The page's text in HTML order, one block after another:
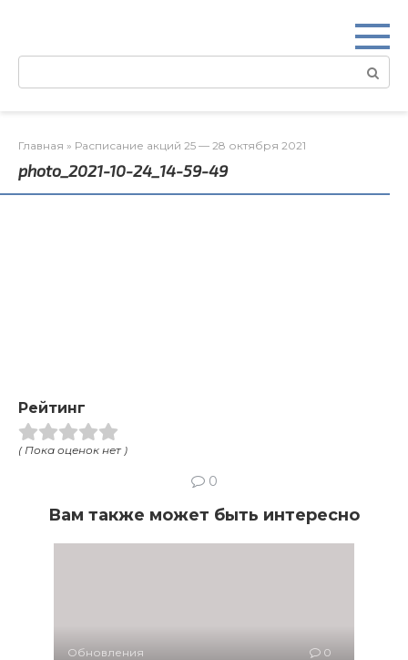
Поиск:
Главная » Расписание акций 25 — 28 октября 2021
photo_2021-10-24_14-59-49
Рейтинг
( Пока оценок нет )
0
Вам также может быть интересно
Обновления 0